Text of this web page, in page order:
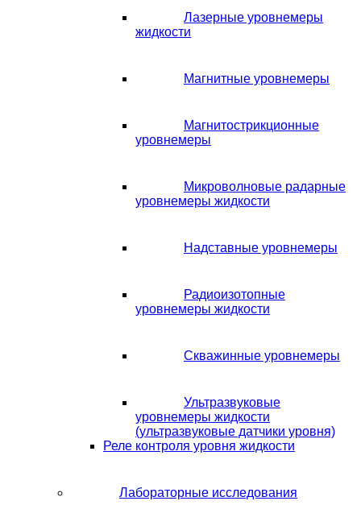
Лазерные уровнемеры
жидкости
Магнитные уровнемеры
Магнитострикционные
уровнемеры
Микроволновые радарные
уровнемеры жидкости
Надставные уровнемеры
Радиоизотопные
уровнемеры жидкости
Скважинные уровнемеры
Ультразвуковые
уровнемеры жидкости
(ультразвуковые датчики уровня)
Реле контроля уровня жидкости
Лабораторные исследования